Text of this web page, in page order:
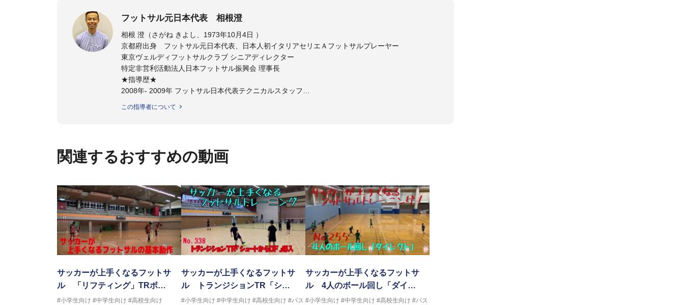
フットサル元日本代表 相根澄
相根 澄（さがね きよし、1973年10月4日 ）
京都府出身 フットサル元日本代表、日本人初イタリアセリエＡフットサルプレーヤー
東京ヴェルディフットサルクラブ シニアディレクター
特定非営利活動法人日本フットサル振興会 理事長
★指導歴★
2008年- 2009年 フットサル日本代表テクニカルスタッフ
2020年 -東京ヴェルディフットサルチームＳＤ（総監督）
ットサル選手となる
そのフットサルで、日本代表、イタリアセリエＡでプレーをするまでになった経験を、より多くの
子供たちに伝えさせて頂く為に今回参加させていただきました
この指導者について
関連するおすすめの動画
サッカーが上手くなるフットサ
ル 「リフティング」TRボ…
#小学生向け #中学生向け #高校生向け
サッカーが上手くなるフットサ
ル トランジションTR「シ…
#小学生向け #中学生向け #高校生向け #パス
サッカーが上手くなるフットサ
ル 4人のボール回し「ダイ…
#小学生向け #中学生向け #高校生向け #パス